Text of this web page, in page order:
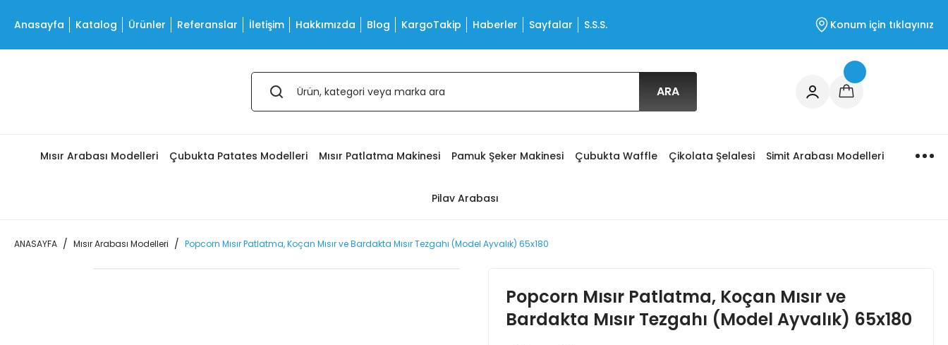
Anasayfa Katalog Ürünler Referanslar İletişim Hakkımızda Blog KargoTakip Haberler Sayfalar S.S.S. Konum için tıklayınız
ARA
Mısır Arabası Modelleri Çubukta Patates Modelleri Mısır Patlatma Makinesi Pamuk Şeker Makinesi Çubukta Waffle Çikolata Şelalesi Simit Arabası Modelleri
Pilav Arabası
ANASAYFA Mısır Arabası Modelleri Popcorn Mısır Patlatma, Koçan Mısır ve Bardakta Mısır Tezgahı (Model Ayvalık) 65x180
Popcorn Mısır Patlatma, Koçan Mısır ve
Bardakta Mısır Tezgahı (Model Ayvalık) 65x180